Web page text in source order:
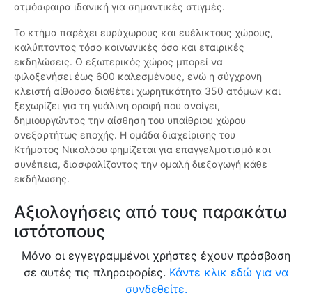
ατμόσφαιρα ιδανική για σημαντικές στιγμές.
Το κτήμα παρέχει ευρύχωρους και ευέλικτους χώρους,
καλύπτοντας τόσο κοινωνικές όσο και εταιρικές
εκδηλώσεις. Ο εξωτερικός χώρος μπορεί να
φιλοξενήσει έως 600 καλεσμένους, ενώ η σύγχρονη
κλειστή αίθουσα διαθέτει χωρητικότητα 350 ατόμων και
ξεχωρίζει για τη γυάλινη οροφή που ανοίγει,
δημιουργώντας την αίσθηση του υπαίθριου χώρου
ανεξαρτήτως εποχής. Η ομάδα διαχείρισης του
Κτήματος Νικολάου φημίζεται για επαγγελματισμό και
συνέπεια, διασφαλίζοντας την ομαλή διεξαγωγή κάθε
εκδήλωσης.
Αξιολογήσεις από τους παρακάτω
ιστότοπους
Μόνο οι εγγεγραμμένοι χρήστες έχουν πρόσβαση
σε αυτές τις πληροφορίες. Κάντε κλικ εδώ για να
συνδεθείτε.